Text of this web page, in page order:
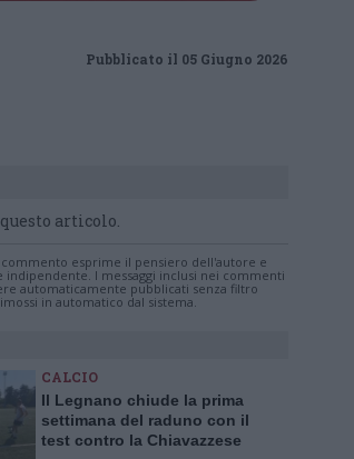
Pubblicato il 05 Giugno 2026
articolo.
esprime il pensiero dell'autore e
I messaggi inclusi nei commenti
automaticamente pubblicati senza filtro
in automatico dal sistema.
CALCIO
Il Legnano chiude la prima
settimana del raduno con il
test contro la Chiavazzese